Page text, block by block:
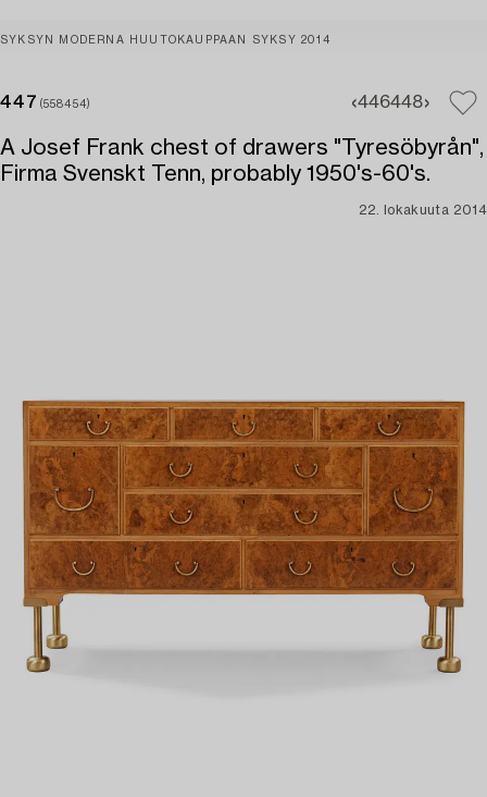
SYKSYN MODERNA HUUTOKAUPPAAN SYKSY 2014
447 (558454) 446448
A Josef Frank chest of drawers "Tyresöbyrån",
Firma Svenskt Tenn, probably 1950's-60's.
22. lokakuuta 2014